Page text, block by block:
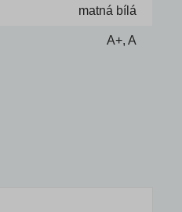
matná bílá
A+, A